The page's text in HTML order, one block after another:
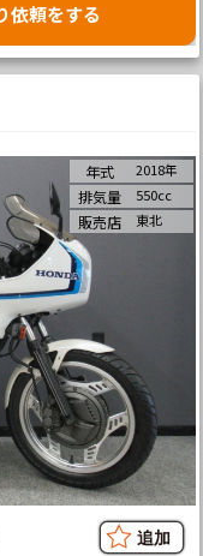
依頼をする
年式 2018年
排気量 550cc
販売店 東北